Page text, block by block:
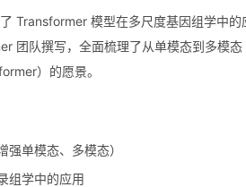
Transformer 模型在多尺度基因组学中的
团队撰写，全面梳理了从单模态到多模态
）的愿景。
单模态、多模态）
组学中的应用